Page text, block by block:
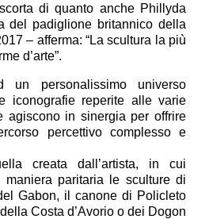
di quanto anche Phillyda
del padiglione britannico della
– afferma: “La scultura la più
d’arte”.
un personalissimo universo
iconografie reperite alle varie
agiscono in sinergia per offrire
percettivo complesso e
creata dall’artista, in cui
maniera paritaria le sculture di
Gabon, il canone di Policleto
Costa d’Avorio o dei Dogon